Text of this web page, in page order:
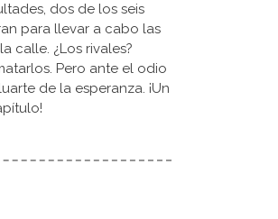
dos de los seis
para llevar a cabo las
calle. ¿Los rivales?
Pero ante el odio
de la esperanza. ¡Un